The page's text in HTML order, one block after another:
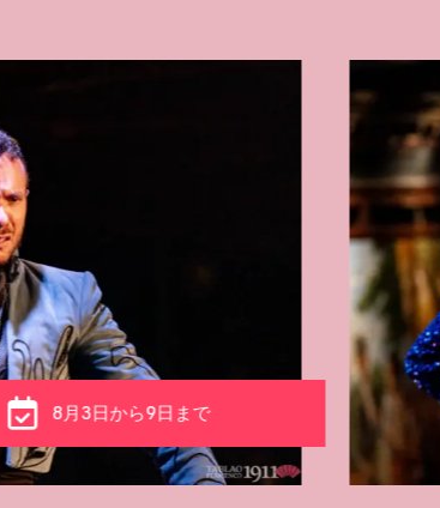
8月3日から9日まで